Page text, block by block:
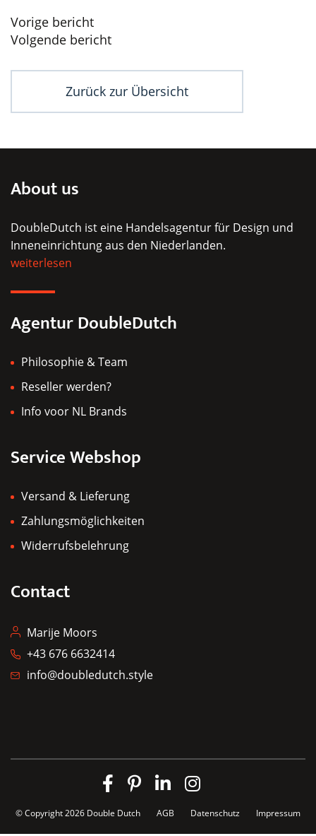
Beitragsnavigation
Vorige bericht
Volgende bericht
Zurück zur Übersicht
About us
DoubleDutch ist eine Handelsagentur für Design und
Inneneinrichtung aus den Niederlanden.
weiterlesen
Agentur DoubleDutch
Philosophie & Team
Reseller werden?
Info voor NL Brands
Service Webshop
Versand & Lieferung
Zahlungsmöglichkeiten
Widerrufsbelehrung
Contact
Marije Moors
+43 676 6632414
info@doubledutch.style
© Copyright 2026 Double Dutch AGB Datenschutz Impressum